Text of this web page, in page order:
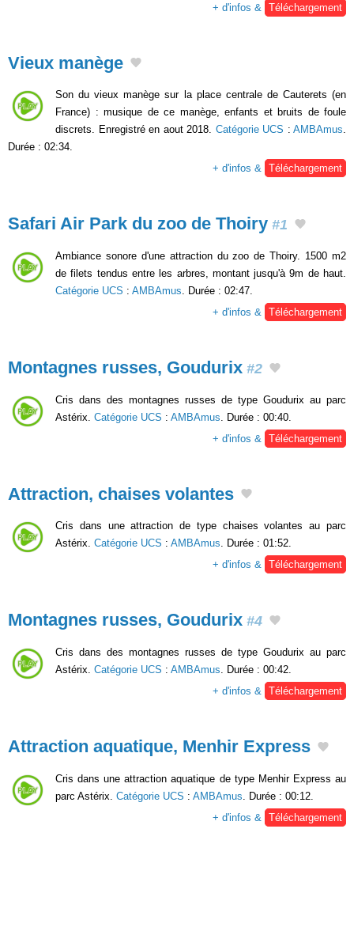
+ d'infos &
Téléchargement
Vieux manège
Son du vieux manège sur la place centrale de Cauterets (en
France) : musique de ce manège, enfants et bruits de foule
discrets. Enregistré en aout 2018. Catégorie UCS : AMBAmus.
Durée : 02:34.
+ d'infos & Téléchargement
Safari Air Park du zoo de Thoiry #1
Ambiance sonore d'une attraction du zoo de Thoiry. 1500 m2
de filets tendus entre les arbres, montant jusqu'à 9m de haut.
Catégorie UCS : AMBAmus . Durée : 02:47.
+ d'infos &
Téléchargement
Montagnes russes, Goudurix #2
Cris dans des montagnes russes de type Goudurix au parc
Astérix. Catégorie UCS : AMBAmus . Durée : 00:40.
+ d'infos &
Téléchargement
Attraction, chaises volantes
Cris dans une attraction de type chaises volantes au parc
Astérix. Catégorie UCS : AMBAmus. Durée : 01:52.
+ d'infos & Téléchargement
Montagnes russes, Goudurix #4
Cris dans des montagnes russes de type Goudurix au parc
Astérix. Catégorie UCS : AMBAmus . Durée : 00:42.
+ d'infos &
Téléchargement
Attraction aquatique, Menhir Express
Cris dans une attraction aquatique de type Menhir Express au
parc Astérix. Catégorie UCS : AMBAmus . Durée : 00:12.
+ d'infos &
Téléchargement